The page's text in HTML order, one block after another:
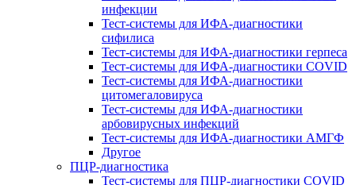
инфекции
Тест-системы для ИФА-диагностики
сифилиса
Тест-системы для ИФА-диагностики герпеса
Тест-системы для ИФА-диагностики COVID
Тест-системы для ИФА-диагностики
цитомегаловируса
Тест-системы для ИФА-диагностики
арбовирусных инфекций
Тест-системы для ИФА-диагностики АМГФ
Другое
ПЦР-диагностика
Тест-системы для ПЦР-диагностики COVID